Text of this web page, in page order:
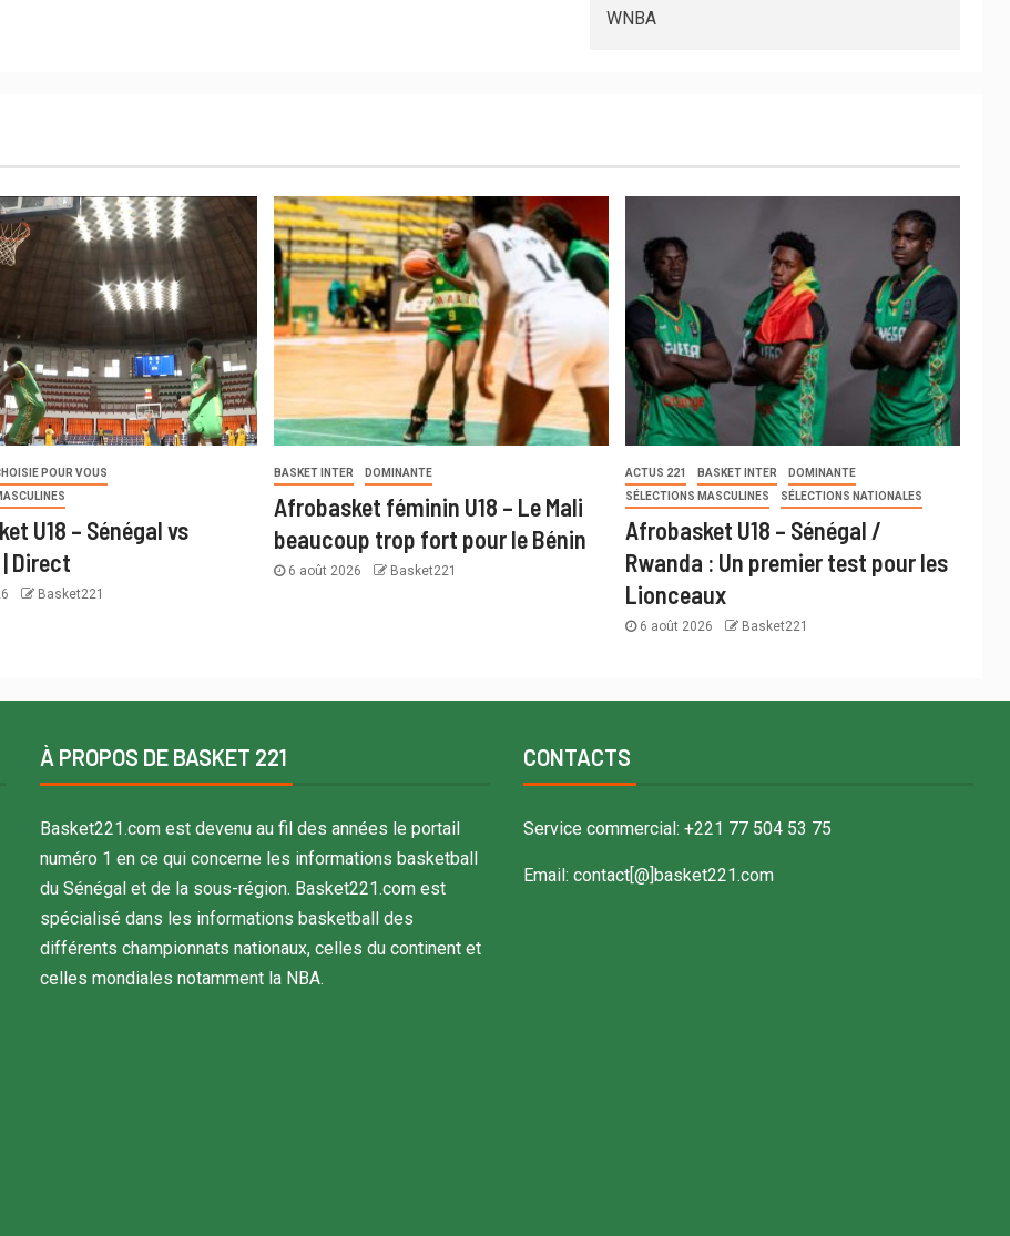
WNBA
POUR VOUS
U18 – Sénégal vs
Direct
Basket221
BASKET INTER DOMINANTE
Afrobasket féminin U18 – Le Mali
beaucoup trop fort pour le Bénin
6 août 2026 Basket221
ACTUS 221 BASKET INTER
DOMINANTE
SÉLECTIONS MASCULINES
SÉLECTIONS NATIONALES
Afrobasket U18 – Sénégal /
Rwanda : Un premier test pour les
Lionceaux
6 août 2026 Basket221
À PROPOS DE BASKET 221
Basket221.com est devenu au fil des années le portail
numéro 1 en ce qui concerne les informations basketball
du Sénégal et de la sous-région. Basket221.com est
spécialisé dans les informations basketball des
différents championnats nationaux, celles du continent et
celles mondiales notamment la NBA.
CONTACTS
Service commercial: +221 77 504 53 75
Email: contact[@]basket221.com